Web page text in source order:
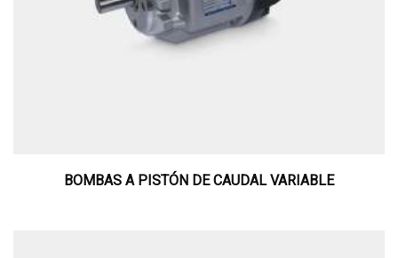
BOMBAS A PISTÓN DE CAUDAL VARIABLE